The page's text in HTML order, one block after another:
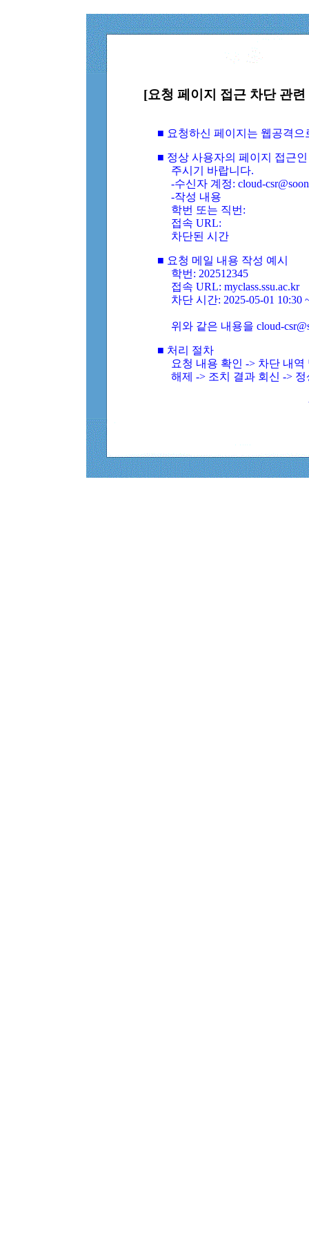
[요청 페이지 접근 차단 관
■ 요청하신 페이지는 웹공격
■ 정상 사용자의 페이지 접근
주시기 바랍니다.
-수신자 계정: cloud-
-작성 내용
학번 또는 직번:
접속 URL:
차단된 시간
■ 요청 메일 내용 작성 예시
학번: 202512345
접속 URL: myclass.ssu.ac.kr
차단 시간: 2025-05-01 10:30
위와 같은 내용을 cloud-
■ 처리 절차
요청 내용 확인 -> 차단 내
해제 -> 조치 결과 회신 ->